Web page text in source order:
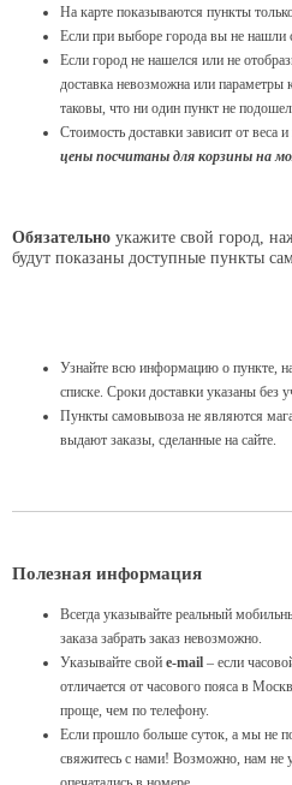
На карте показываются пункты
Если при выборе города вы не нашли
Если город не нашелся или не
доставка невозможна или параметры
таковы, что ни один пункт не
Стоимость доставки зависит от веса
цены посчитаны для корзины на
Обязательно укажите свой город,
будут показаны доступные пункты
Узнайте всю информацию о пункте,
списке. Сроки доставки указаны без
Пункты самовывоза не являются
выдают заказы, сделанные на сайте.
Полезная информация
Всегда указывайте реальный
заказа забрать заказ невозможно.
Указывайте свой e-mail – если
отличается от часового пояса в
проще, чем по телефону.
Если прошло больше суток, а мы не
свяжитесь с нами! Возможно, нам не